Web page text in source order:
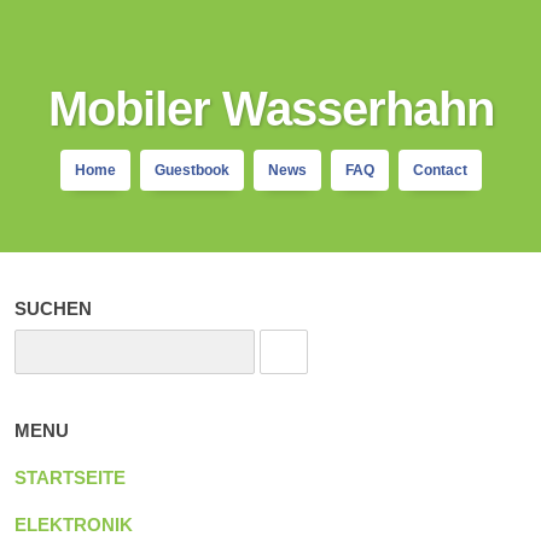
Mobiler Wasserhahn
Home Guestbook News FAQ Contact
SUCHEN
MENU
STARTSEITE
ELEKTRONIK